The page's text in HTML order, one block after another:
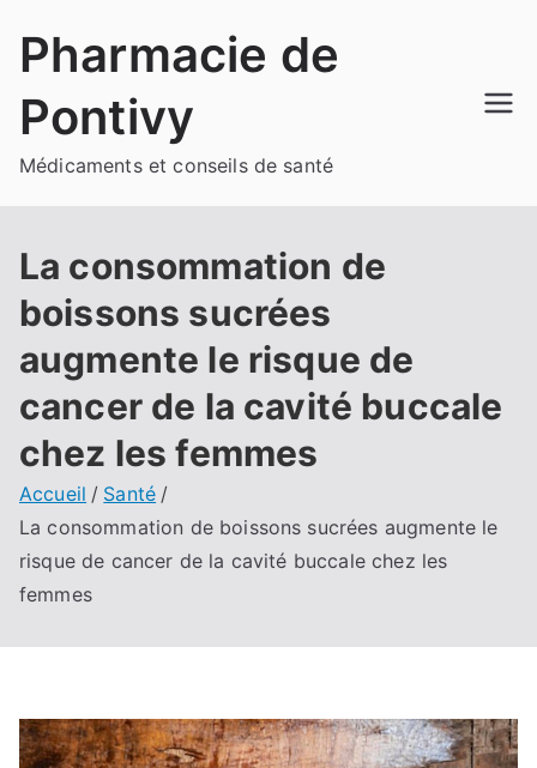
Pharmacie de
Pontivy
Médicaments et conseils de santé
La consommation de
boissons sucrées
augmente le risque de
cancer de la cavité buccale
chez les femmes
Accueil
Santé
La consommation de boissons sucrées augmente le
risque de cancer de la cavité buccale chez les
femmes